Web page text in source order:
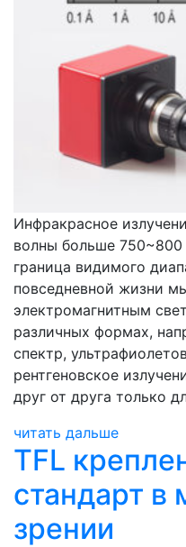
Инфракрасное
волны больше 750~800
граница видимого
повседневной жизни
электромагнитным
различных формах,
спектр,
рентгеновское
друг от друга только
читать дальше
TFL
стандарт
зрении